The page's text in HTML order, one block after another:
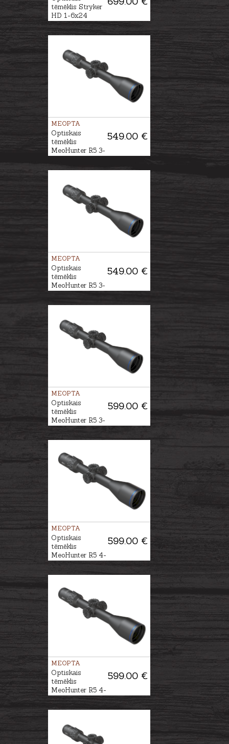
tēmēklis Stryker
HD 1-6x24
MEOPTA
549.00 €
Optiskais
tēmēklis
MeoHunter R5 3-
MEOPTA
549.00 €
Optiskais
tēmēklis
MeoHunter R5 3-
MEOPTA
599.00 €
Optiskais
tēmēklis
MeoHunter R5 3-
MEOPTA
599.00 €
Optiskais
tēmēklis
MeoHunter R5 4-
MEOPTA
599.00 €
Optiskais
tēmēklis
MeoHunter R5 4-
20x50 SFP RD
#BDC 3